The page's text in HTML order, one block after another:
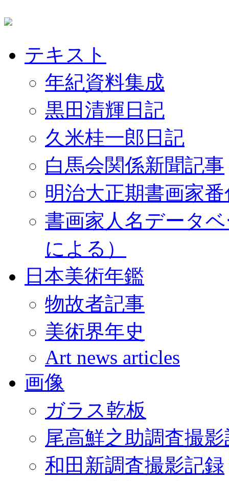
テキスト
年紀資料集成
黒田清輝日記
久米桂一郎日記
白馬会関係新聞記事
明治大正期書画家
書画家人名データ
による）
日本美術年鑑
物故者記事
美術界年史
Art news articles
画像
ガラス乾板
尾高鮮之助調査撮
和田新調査撮影記録